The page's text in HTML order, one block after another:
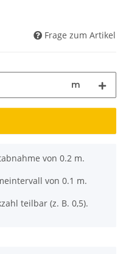
Frage zum Artikel
m
von 0.2 m.
von 0.1 m.
teilbar (z. B. 0,5).